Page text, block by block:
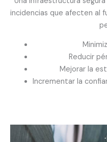
incidencias que afecten al
Reducir
Mejorar la
Incrementar la